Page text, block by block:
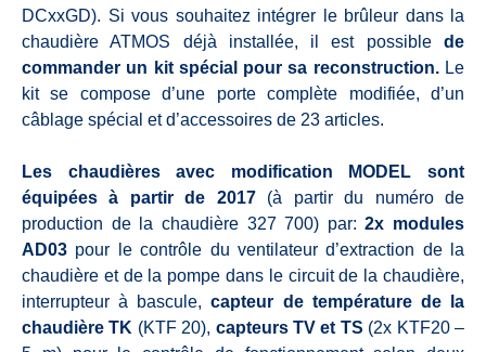
DCxxGD). Si vous souhaitez intégrer le brûleur dans la
chaudière ATMOS déjà installée, il est possible de
commander un kit spécial pour sa reconstruction.Le
kit se compose d’une porte complète modifiée, d’un
câblage spécial et d’accessoires de 23 articles.
Les chaudières avec modification MODEL sont
équipées à partir de 2017(à partir du numéro de
production de la chaudière 327 700) par:2x modules
AD03 pour le contrôle du ventilateur d’extraction de la
chaudière et de la pompe dans le circuit de la chaudière,
interrupteur à bascule,capteur de température de la
chaudière TK (KTF 20), capteurs TV et TS (2x KTF20 –